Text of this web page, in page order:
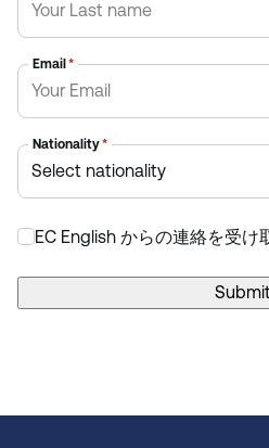
Email *
Nationality*
EC English からの連絡を受け
Submit